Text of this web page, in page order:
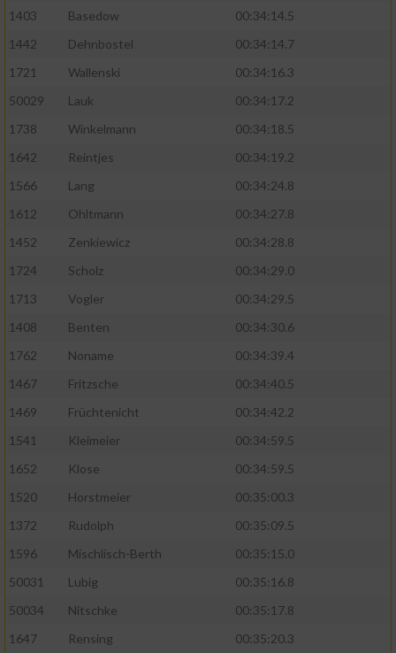
1403
Basedow
00:34:14.5
1442
Dehnbostel
00:34:14.7
1721
Wallenski
00:34:16.3
50029
Lauk
00:34:17.2
1738
Winkelmann
00:34:18.5
1642
Reintjes
00:34:19.2
1566
Lang
00:34:24.8
1612
Ohltmann
00:34:27.8
1452
Zenkiewicz
00:34:28.8
1724
Scholz
00:34:29.0
1713
Vogler
00:34:29.5
1408
Benten
00:34:30.6
1762
Noname
00:34:39.4
1467
Fritzsche
00:34:40.5
1469
Früchtenicht
00:34:42.2
1541
Kleimeier
00:34:59.5
1652
Klose
00:34:59.5
1520
Horstmeier
00:35:00.3
1372
Rudolph
00:35:09.5
1596
Mischlisch-Berth
00:35:15.0
50031
Lubig
00:35:16.8
50034
Nitschke
00:35:17.8
1647
Rensing
00:35:20.3